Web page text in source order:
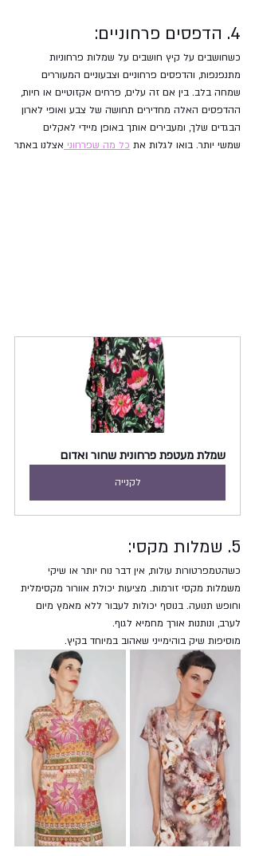
4. הדפסים פרחוניים:
כשחושבים על קיץ חושבים על שמלות פרחוניות
מתנפנפות, והדפסים פרחוניים וצבעוניים המעוררים
שמחה בלב. בין אם זה עלים, פרחים אקזוטיים או חיות,
ההדפסים האלה מחדירים תחושה של צבע ואופי לארון
הבגדים שלך, ומעבירים אותך באופן מיידי לאקלים
שמשי יותר. בואו לגלות את כל מה שפרחוני אצלנו באתר
שמלת מעטפת פרחונית שחור ואדום
לקנייה
5. שמלות מקסי:
כשהטמפרטורות עולות, אין דבר נוח יותר או שיקי
משמלות מקסי זורמות. מציעות יכולת אוורור מקסימלית
וחופש תנועה. בנוסף יכולות לעבור ללא מאמץ מיום
לערב, ונותנות אורך מחמיא לגוף.
מוסיפות שיק בוהימייני שאהוב במיוחד בקיץ.